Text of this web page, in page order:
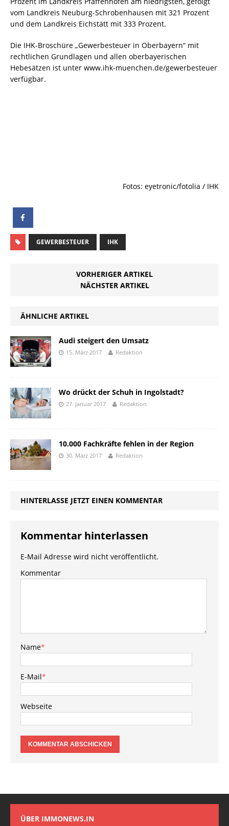
vom Landkreis Neuburg-Schrobenhausen mit 321 Prozent
und dem Landkreis Eichstätt mit 333 Prozent.
Die IHK-Broschüre „Gewerbesteuer in Oberbayern“ mit
rechtlichen Grundlagen und allen oberbayerischen
Hebesätzen ist unter www.ihk-muenchen.de/gewerbesteuer
verfügbar.
Fotos: eyetronic/fotolia / IHK
GEWERBESTEUER IHK
VORHERIGER ARTIKEL
NÄCHSTER ARTIKEL
ÄHNLICHE ARTIKEL
Audi steigert den Umsatz
15. März 2017 Redaktion
Wo drückt der Schuh in Ingolstadt?
27. Januar 2017 Redaktion
10.000 Fachkräfte fehlen in der Region
30. März 2017 Redaktion
HINTERLASSE JETZT EINEN KOMMENTAR
Kommentar hinterlassen
E-Mail Adresse wird nicht veröffentlicht.
Kommentar
Name*
E-Mail*
Webseite
ÜBER IMMONEWS.IN